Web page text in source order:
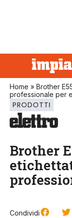
Home » Brother
professionale per
PRODOTTI
Brother
Condividi